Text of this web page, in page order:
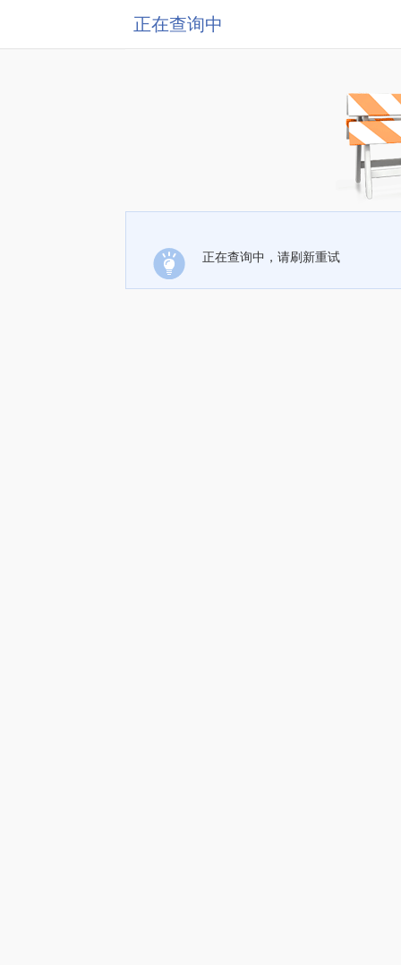
正在查询中
正在查询中，请刷新重试